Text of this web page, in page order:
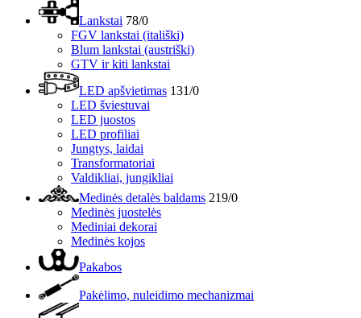
Lankstai 78/0
FGV lankstai (itališki)
Blum lankstai (austriški)
GTV ir kiti lankstai
LED apšvietimas 131/0
LED šviestuvai
LED juostos
LED profiliai
Jungtys, laidai
Transformatoriai
Valdikliai, jungikliai
Medinės detalės baldams 219/0
Medinės juostelės
Mediniai dekorai
Medinės kojos
Pakabos
Pakėlimo, nuleidimo mechanizmai